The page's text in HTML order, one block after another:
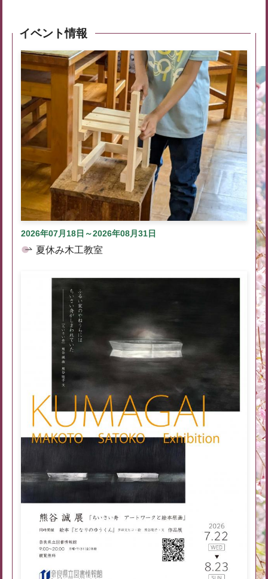
イベント情報
2026年07月18日～2026年08月31日
夏休み木工教室